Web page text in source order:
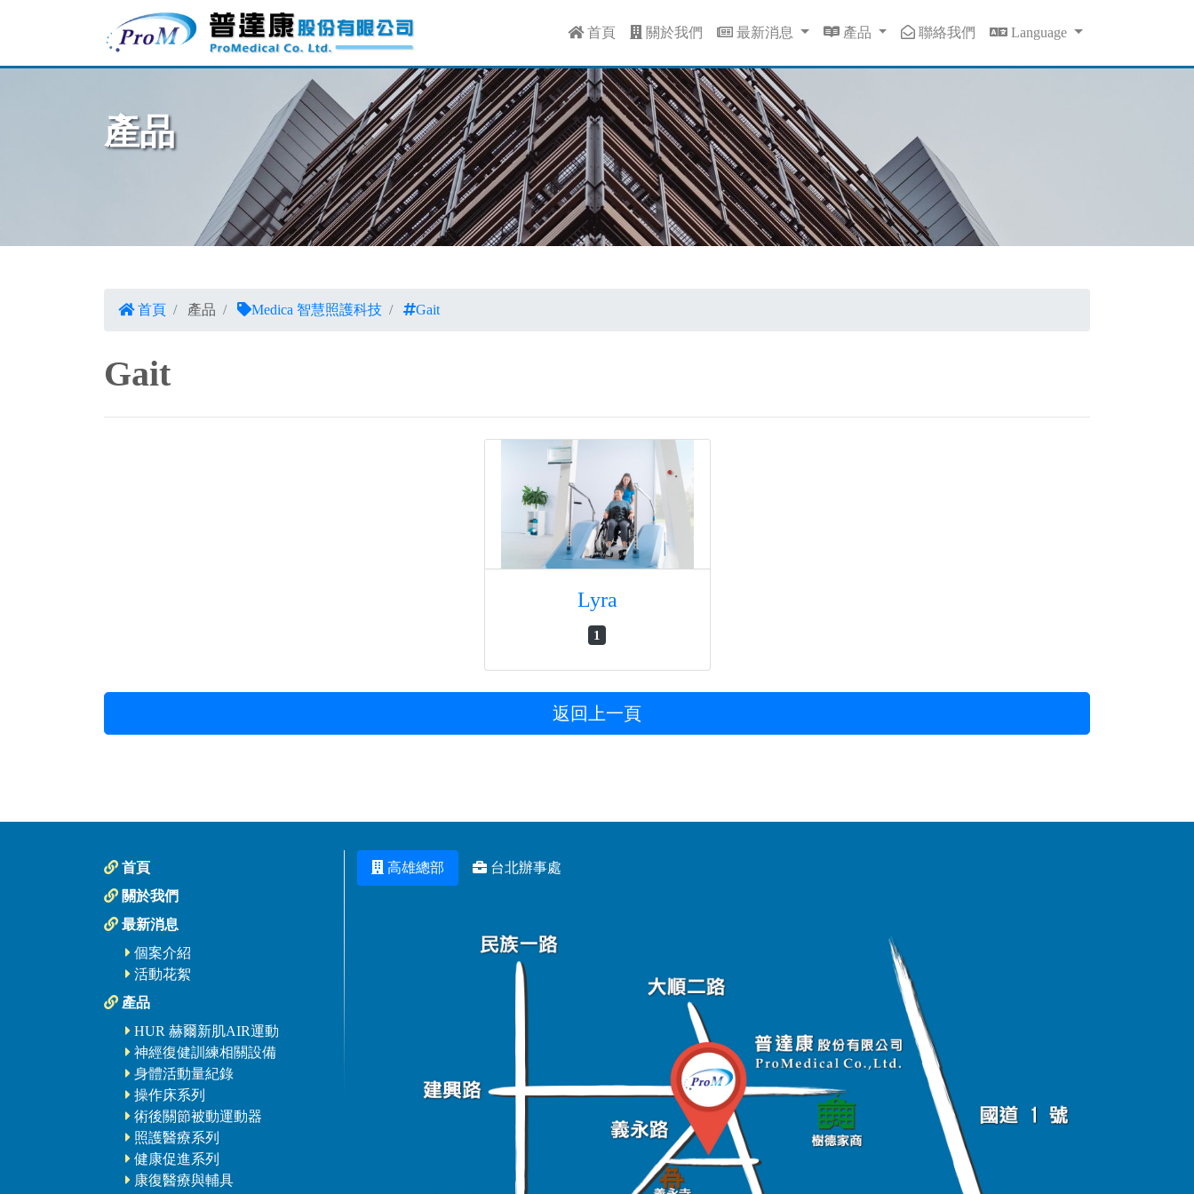
首頁 關於我們 最新消息 產品 聯絡我們 Language
產品
首頁 產品 Medica 智慧照護科技 Gait
Gait
Lyra
1
返回上一頁
首頁
關於我們
最新消息
個案介紹
活動花絮
產品
HUR 赫爾新肌AIR運動
神經復健訓練相關設備
身體活動量紀錄
操作床系列
術後關節被動運動器
照護醫療系列
健康促進系列
康復醫療與輔具
高雄總部 台北辦事處